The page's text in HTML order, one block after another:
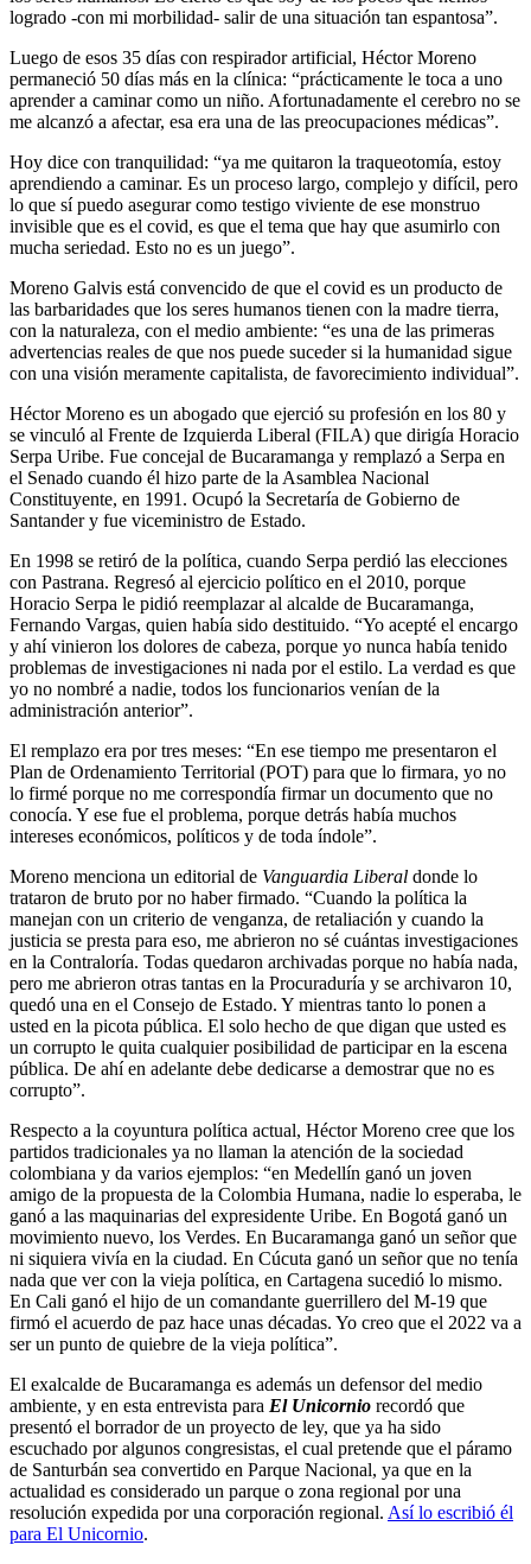
logrado -con mi morbilidad- salir de una situación tan espantosa”.
Luego de esos 35 días con respirador artificial, Héctor Moreno
permaneció 50 días más en la clínica: “prácticamente le toca a uno
aprender a caminar como un niño. Afortunadamente el cerebro no se
me alcanzó a afectar, esa era una de las preocupaciones médicas”.
Hoy dice con tranquilidad: “ya me quitaron la traqueotomía, estoy
aprendiendo a caminar. Es un proceso largo, complejo y difícil, pero
lo que sí puedo asegurar como testigo viviente de ese monstruo
invisible que es el covid, es que el tema que hay que asumirlo con
mucha seriedad. Esto no es un juego”.
Moreno Galvis está convencido de que el covid es un producto de
las barbaridades que los seres humanos tienen con la madre tierra,
con la naturaleza, con el medio ambiente: “es una de las primeras
advertencias reales de que nos puede suceder si la humanidad sigue
con una visión meramente capitalista, de favorecimiento individual”.
Héctor Moreno es un abogado que ejerció su profesión en los 80 y
se vinculó al Frente de Izquierda Liberal (FILA) que dirigía Horacio
Serpa Uribe. Fue concejal de Bucaramanga y remplazó a Serpa en
el Senado cuando él hizo parte de la Asamblea Nacional
Constituyente, en 1991. Ocupó la Secretaría de Gobierno de
Santander y fue viceministro de Estado.
En 1998 se retiró de la política, cuando Serpa perdió las elecciones
con Pastrana. Regresó al ejercicio político en el 2010, porque
Horacio Serpa le pidió reemplazar al alcalde de Bucaramanga,
Fernando Vargas, quien había sido destituido. “Yo acepté el encargo
y ahí vinieron los dolores de cabeza, porque yo nunca había tenido
problemas de investigaciones ni nada por el estilo. La verdad es que
yo no nombré a nadie, todos los funcionarios venían de la
administración anterior”.
El remplazo era por tres meses: “En ese tiempo me presentaron el
Plan de Ordenamiento Territorial (POT) para que lo firmara, yo no
lo firmé porque no me correspondía firmar un documento que no
conocía. Y ese fue el problema, porque detrás había muchos
intereses económicos, políticos y de toda índole”.
Moreno menciona un editorial de Vanguardia Liberal donde lo
trataron de bruto por no haber firmado. “Cuando la política la
manejan con un criterio de venganza, de retaliación y cuando la
justicia se presta para eso, me abrieron no sé cuántas investigaciones
en la Contraloría. Todas quedaron archivadas porque no había nada,
pero me abrieron otras tantas en la Procuraduría y se archivaron 10,
quedó una en el Consejo de Estado. Y mientras tanto lo ponen a
usted en la picota pública. El solo hecho de que digan que usted es
un corrupto le quita cualquier posibilidad de participar en la escena
pública. De ahí en adelante debe dedicarse a demostrar que no es
corrupto”.
Respecto a la coyuntura política actual, Héctor Moreno cree que los
partidos tradicionales ya no llaman la atención de la sociedad
colombiana y da varios ejemplos: “en Medellín ganó un joven
amigo de la propuesta de la Colombia Humana, nadie lo esperaba, le
ganó a las maquinarias del expresidente Uribe. En Bogotá ganó un
movimiento nuevo, los Verdes. En Bucaramanga ganó un señor que
ni siquiera vivía en la ciudad. En Cúcuta ganó un señor que no tenía
nada que ver con la vieja política, en Cartagena sucedió lo mismo.
En Cali ganó el hijo de un comandante guerrillero del M-19 que
firmó el acuerdo de paz hace unas décadas. Yo creo que el 2022 va a
ser un punto de quiebre de la vieja política”.
El exalcalde de Bucaramanga es además un defensor del medio
ambiente, y en esta entrevista para El Unicornio recordó que
presentó el borrador de un proyecto de ley, que ya ha sido
escuchado por algunos congresistas, el cual pretende que el páramo
de Santurbán sea convertido en Parque Nacional, ya que en la
actualidad es considerado un parque o zona regional por una
resolución expedida por una corporación regional. Así lo escribió él
para El Unicornio.